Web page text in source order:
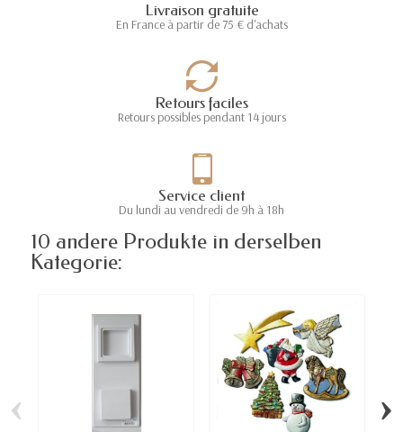
Livraison gratuite
En France à partir de 75 € d'achats
Retours faciles
Retours possibles pendant 14 jours
Service client
Du lundi au vendredi de 9h à 18h
10 andere Produkte in derselben
Kategorie:
‹ ›